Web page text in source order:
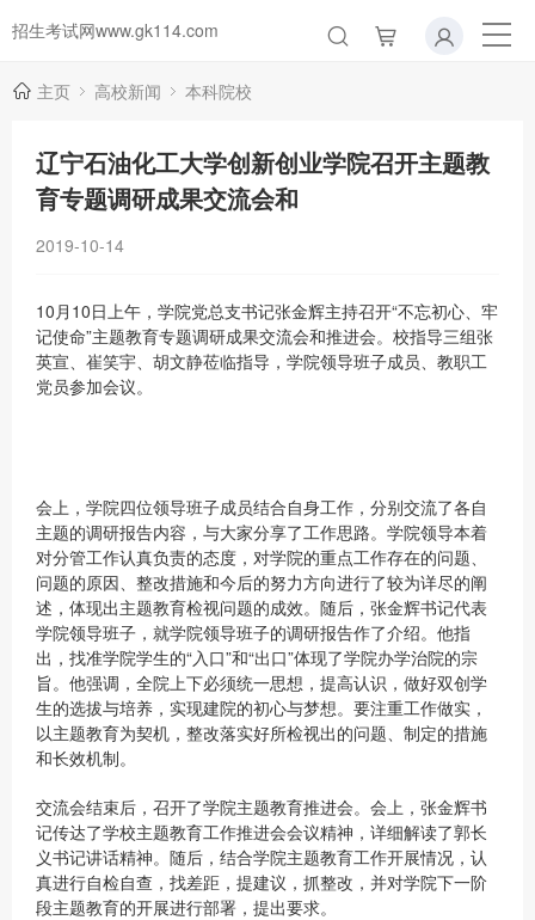
招生考试网www.gk114.com
主页 高校新闻 本科院校
辽宁石油化工大学创新创业学院召开主题教
育专题调研成果交流会和
2019-10-14
10月10日上午，学院党总支书记张金辉主持召开“不忘初心、牢
记使命”主题教育专题调研成果交流会和推进会。校指导三组张
英宣、崔笑宇、胡文静莅临指导，学院领导班子成员、教职工
党员参加会议。
会上，学院四位领导班子成员结合自身工作，分别交流了各自
主题的调研报告内容，与大家分享了工作思路。学院领导本着
对分管工作认真负责的态度，对学院的重点工作存在的问题、
问题的原因、整改措施和今后的努力方向进行了较为详尽的阐
述，体现出主题教育检视问题的成效。随后，张金辉书记代表
学院领导班子，就学院领导班子的调研报告作了介绍。他指
出，找准学院学生的“入口”和“出口”体现了学院办学治院的宗
旨。他强调，全院上下必须统一思想，提高认识，做好双创学
生的选拔与培养，实现建院的初心与梦想。要注重工作做实，
以主题教育为契机，整改落实好所检视出的问题、制定的措施
和长效机制。
交流会结束后，召开了学院主题教育推进会。会上，张金辉书
记传达了学校主题教育工作推进会会议精神，详细解读了郭长
义书记讲话精神。随后，结合学院主题教育工作开展情况，认
真进行自检自查，找差距，提建议，抓整改，并对学院下一阶
段主题教育的开展进行部署，提出要求。